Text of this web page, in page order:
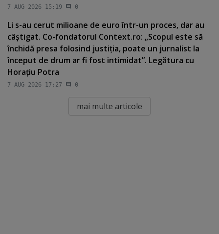
7 AUG 2026 15:19 0
Li s-au cerut milioane de euro într-un proces, dar au
câştigat. Co-fondatorul Context.ro: „Scopul este să
închidă presa folosind justiţia, poate un jurnalist la
început de drum ar fi fost intimidat”. Legătura cu
Horaţiu Potra
7 AUG 2026 17:27 0
mai multe articole